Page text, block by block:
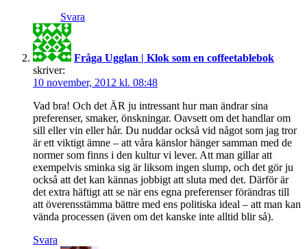
Svara
Fråga Ugglan | Klok som en coffeetablebok
skriver:
10 november, 2012 kl. 08:48
Vad bra! Och det ÄR ju intressant hur man ändrar sina
preferenser, smaker, önskningar. Oavsett om det handlar om
sill eller vin eller hår. Du nuddar också vid något som jag tror
är ett viktigt ämne – att våra känslor hänger samman med de
normer som finns i den kultur vi lever. Att man gillar att
exempelvis sminka sig är liksom ingen slump, och det gör ju
också att det kan kännas jobbigt att sluta med det. Därför är
det extra häftigt att se när ens egna preferenser förändras till
att överensstämma bättre med ens politiska ideal – att man kan
vända processen (även om det kanske inte alltid blir så).
Svara